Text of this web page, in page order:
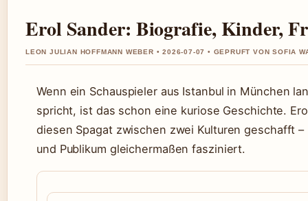
Erol Sander: Biografie, Kinder,
LEON JULIAN HOFFMANN WEBER • 2026-07-07 • GEPRUFT VON SOFIA
Wenn ein Schauspieler aus Istanbul in München
spricht, ist das schon eine kuriose Geschichte.
diesen Spagat zwischen zwei Kulturen geschafft
und Publikum gleichermaßen fasziniert.